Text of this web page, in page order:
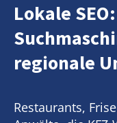
Lokale SEO:
regionale
Restaurants,